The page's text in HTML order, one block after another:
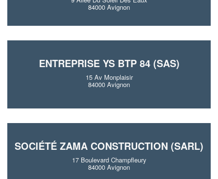
84000 Avignon
ENTREPRISE YS BTP 84 (SAS)
15 Av Monplaisir
84000 Avignon
SOCIÉTÉ ZAMA CONSTRUCTION (SARL)
17 Boulevard Champfleury
84000 Avignon